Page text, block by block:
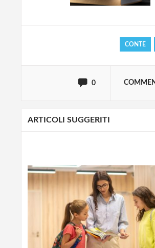
CONTE
0
Effettua il Login o
ARTICOLI SUGGERITI